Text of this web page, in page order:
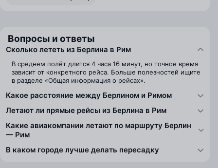
Вопросы и ответы
Сколько лететь из Берлина в Рим
В среднем полёт длится 4 часа 16 минут, но точное время
зависит от конкретного рейса. Больше полезностей ищите
в разделе «Общая информация о рейсах».
Какое расстояние между Берлином и Римом
Летают ли прямые рейсы из Берлина в Рим
Какие авиакомпании летают по маршруту Берлин
— Рим
В каком городе лучше делать пересадку